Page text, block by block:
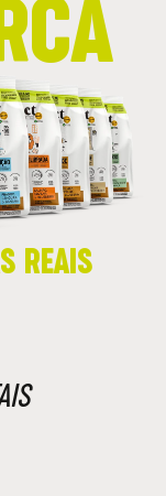
REAIS